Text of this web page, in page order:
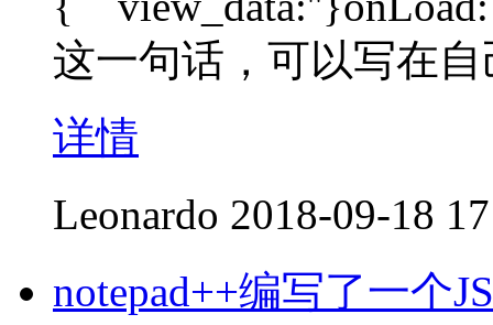
这一句话，可以写在自
详情
Leonardo 2018-09-18
notepad++编写了一个